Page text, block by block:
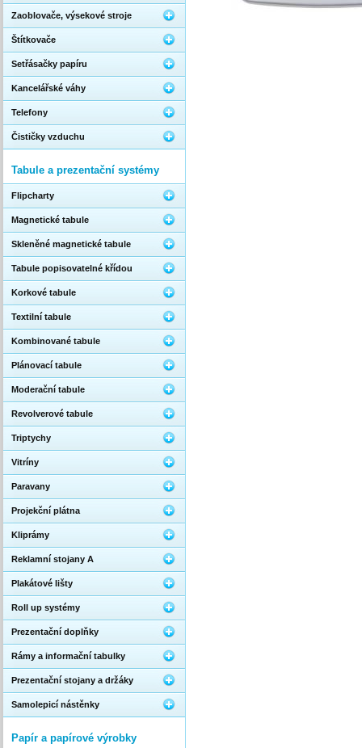
Zaoblovače, výsekové stroje
Štítkovače
Setřásačky papíru
Kancelářské váhy
Telefony
Čističky vzduchu
Tabule a prezentační systémy
Flipcharty
Magnetické tabule
Skleněné magnetické tabule
Tabule popisovatelné křídou
Korkové tabule
Textilní tabule
Kombinované tabule
Plánovací tabule
Moderační tabule
Revolverové tabule
Triptychy
Vitríny
Paravany
Projekční plátna
Kliprámy
Reklamní stojany A
Plakátové lišty
Roll up systémy
Prezentační doplňky
Rámy a informační tabulky
Prezentační stojany a držáky
Samolepicí nástěnky
Papír a papírové výrobky